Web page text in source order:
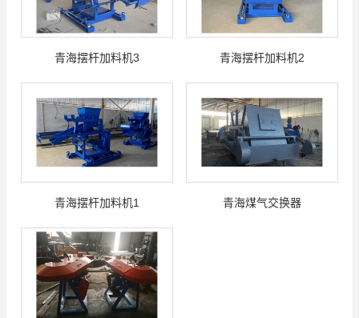
青海摆杆加料机3 青海摆杆加料机2
青海摆杆加料机1 青海煤气交换器